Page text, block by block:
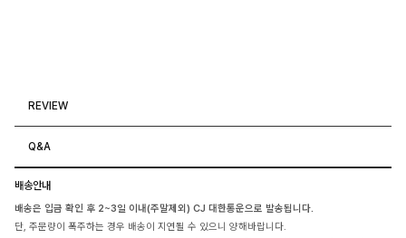
REVIEW
Q&A
배송안내
배송은 입금 확인 후 2~3일 이내(주말제외) CJ 대한통운으로 발송됩니다.
단, 주문량이 폭주하는 경우 배송이 지연될 수 있으니 양해바랍니다.